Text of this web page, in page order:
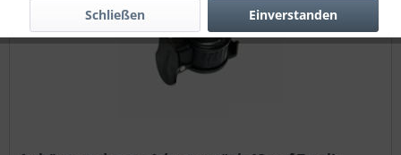
Einverstanden
Schließen